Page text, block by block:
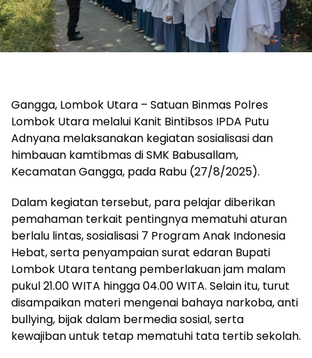
Gangga, Lombok Utara – Satuan Binmas Polres
Lombok Utara melalui Kanit Bintibsos IPDA Putu
Adnyana melaksanakan kegiatan sosialisasi dan
himbauan kamtibmas di SMK Babusallam,
Kecamatan Gangga, pada Rabu (27/8/2025).
Dalam kegiatan tersebut, para pelajar diberikan
pemahaman terkait pentingnya mematuhi aturan
berlalu lintas, sosialisasi 7 Program Anak Indonesia
Hebat, serta penyampaian surat edaran Bupati
Lombok Utara tentang pemberlakuan jam malam
pukul 21.00 WITA hingga 04.00 WITA. Selain itu, turut
disampaikan materi mengenai bahaya narkoba, anti
bullying, bijak dalam bermedia sosial, serta
kewajiban untuk tetap mematuhi tata tertib sekolah.